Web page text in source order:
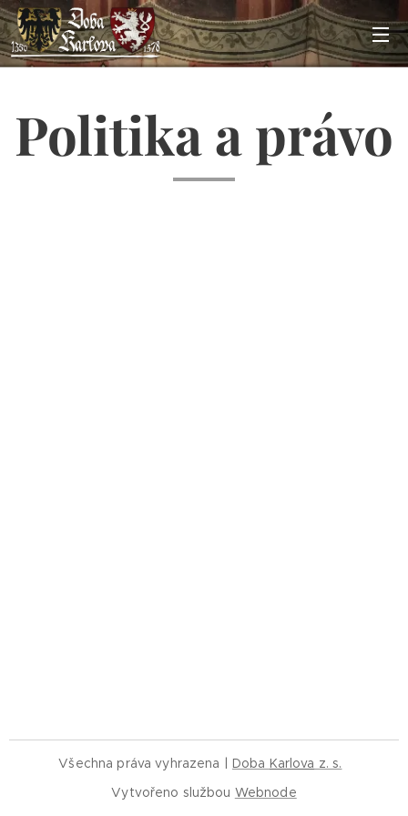
Politika a právo
Všechna práva vyhrazena | Doba Karlova z. s.
Vytvořeno službou Webnode